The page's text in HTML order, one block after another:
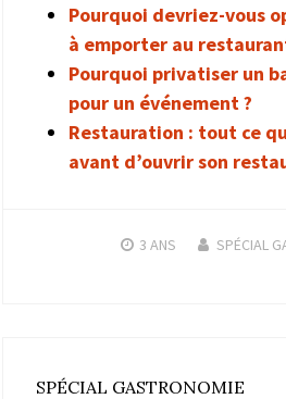
Pourquoi devriez-vous
à emporter au
Pourquoi privatiser un
pour un événement ?
Restauration : tout ce
avant d’ouvrir son
3 ANS SPÉCIAL
SPÉCIAL GASTRONOMIE